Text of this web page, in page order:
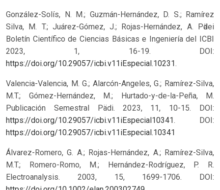
González-Solís, N. M.; Guzmán-Hernández, D. S.; Ramírez
Silva, M. T.; Juárez-Gómez, J.; Rojas-Hernández, A. Pӓdei
Boletín Científico de Ciencias Básicas e Ingeniería del ICBI
2023, 1, 16-19. DOI:
https://doi.org/10.29057/icbi.v11iEspecial.10231.
Valencia-Valencia, M. G.; Alarcón-Angeles, G.; Ramírez-Silva,
M.T.; Gómez-Hernández, M.; Hurtado-y-de-la-Peña, M.
Publicación Semestral Pädi. 2023, 11, 10-15. DOI:
https://doi.org/10.29057/icbi.v11iEspecial10341.
DOI:
https://doi.org/10.29057/icbi.v11iEspecial.10341
Álvarez-Romero, G. A.; Rojas-Hernández, A.; Ramírez-Silva,
M.T.; Romero-Romo, M.; Hernández-Rodríguez, P. R.
Electroanalysis. 2003, 15, 1699-1706. DOI: